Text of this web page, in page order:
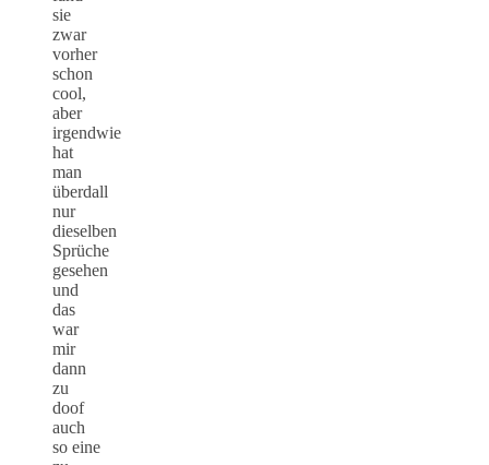
sie
zwar
vorher
schon
cool,
aber
irgendwie
hat
man
überdall
nur
dieselben
Sprüche
gesehen
und
das
war
mir
dann
zu
doof
auch
so eine